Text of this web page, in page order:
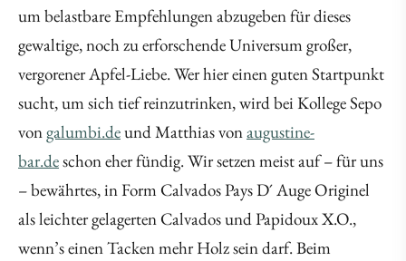
um belastbare Empfehlungen abzugeben für dieses
gewaltige, noch zu erforschende Universum großer,
vergorener Apfel-Liebe. Wer hier einen guten Startpunkt
sucht, um sich tief reinzutrinken, wird bei Kollege Sepo
vongalumbi.deund Matthias vonaugustine-
bar.deschon eher fündig. Wir setzen meist auf – für uns
– bewährtes, in Form Calvados Pays D´ Auge Originel
als leichter gelagerten Calvados und Papidoux X.O.,
wenn’s einen Tacken mehr Holz sein darf. Beim